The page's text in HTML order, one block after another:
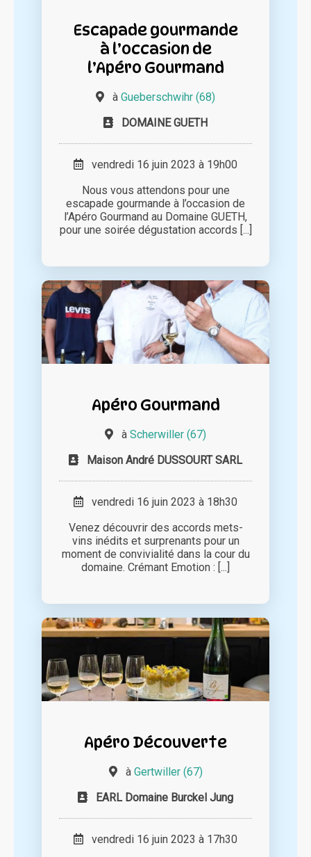
Escapade gourmande
à l’occasion de
l’Apéro Gourmand
à Gueberschwihr (68)
DOMAINE GUETH
vendredi 16 juin 2023 à 19h00
Nous vous attendons pour une
escapade gourmande à l’occasion de
l’Apéro Gourmand au Domaine GUETH,
pour une soirée dégustation accords [...]
Apéro Gourmand
à Scherwiller (67)
Maison André DUSSOURT SARL
vendredi 16 juin 2023 à 18h30
Venez découvrir des accords mets-
vins inédits et surprenants pour un
moment de convivialité dans la cour du
domaine. Crémant Emotion : [...]
Apéro Découverte
à Gertwiller (67)
EARL Domaine Burckel Jung
vendredi 16 juin 2023 à 17h30